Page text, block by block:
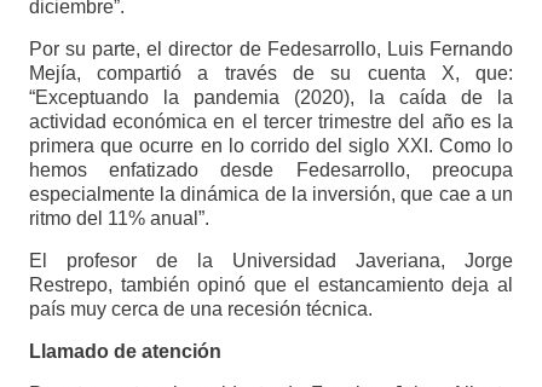
diciembre”.
Por su parte, el director de Fedesarrollo, Luis Fernando
Mejía, compartió a través de su cuenta X, que:
“Exceptuando la pandemia (2020), la caída de la
actividad económica en el tercer trimestre del año es la
primera que ocurre en lo corrido del siglo XXI. Como lo
hemos enfatizado desde Fedesarrollo, preocupa
especialmente la dinámica de la inversión, que cae a un
ritmo del 11% anual”.
El profesor de la Universidad Javeriana, Jorge
Restrepo, también opinó que el estancamiento deja al
país muy cerca de una recesión técnica.
Llamado de atención